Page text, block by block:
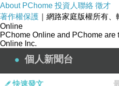
About PChome 投資人聯絡 徵才
著作權保護 ｜網路家庭版權所有、
Online
PChome Online and PChome are
Online Inc.
個人新聞台
快速發文